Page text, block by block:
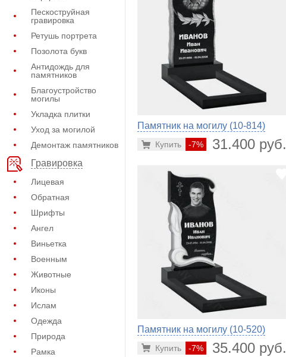
Пескоструйная
гравировка
Ретушь портрета
Позолота букв
Антидождь для
памятников
Благоустройство
могилы
Укладка плитки
Уход за могилой
Демонтаж памятников
Гравировка
Лицевая
Обратная
Шрифты
Ангел
Виньетка
Военным
Животные
Иконы
Ислам
Одежда
Природа
Рамка
Памятник на могилу (10-814)
-7% 31.400 руб.
Купить
Памятник на могилу (10-520)
-7% 35.400 руб.
Купить